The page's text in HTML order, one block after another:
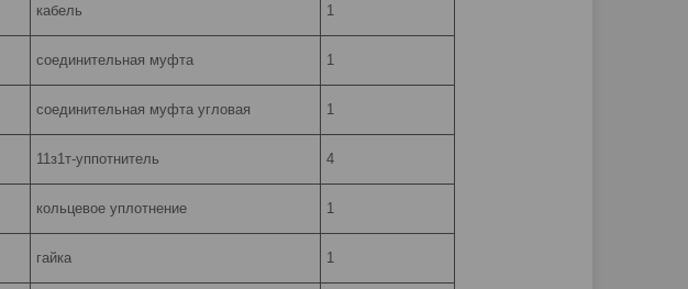
кабель 1
соединительная муфта 1
соединительная муфта угловая 1
11з1т-уппотнитель 4
кольцевое уплотнение 1
гайка 1